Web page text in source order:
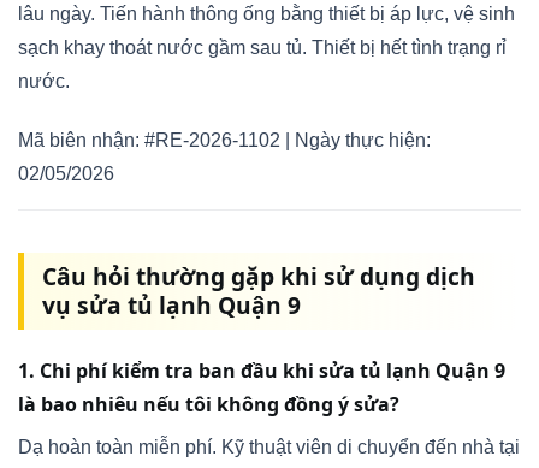
lâu ngày. Tiến hành thông ống bằng thiết bị áp lực, vệ sinh
sạch khay thoát nước gầm sau tủ. Thiết bị hết tình trạng rỉ
nước.
Mã biên nhận: #RE-2026-1102 | Ngày thực hiện:
02/05/2026
Câu hỏi thường gặp khi sử dụng dịch
vụ sửa tủ lạnh Quận 9
1. Chi phí kiểm tra ban đầu khi sửa tủ lạnh Quận 9
là bao nhiêu nếu tôi không đồng ý sửa?
Dạ hoàn toàn miễn phí. Kỹ thuật viên di chuyển đến nhà tại